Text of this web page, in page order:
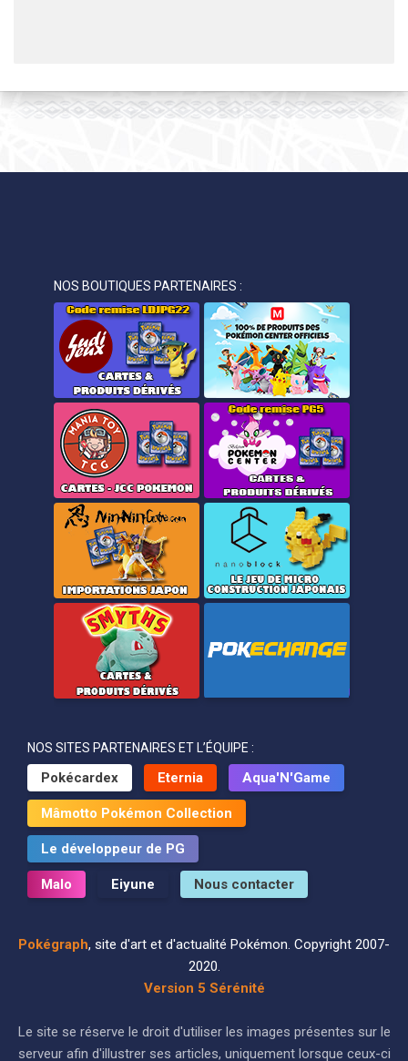
NOS BOUTIQUES PARTENAIRES :
NOS SITES PARTENAIRES ET L’ÉQUIPE :
Pokécardex Eternia Aqua'N'Game
Mâmotto Pokémon Collection
Le développeur de PG
Malo Eiyune Nous contacter
Pokégraph, site d'art et d'actualité Pokémon. Copyright 2007-
2020.
Version 5 Sérénité
Le site se réserve le droit d'utiliser les images présentes sur le
serveur afin d'illustrer ses articles, uniquement lorsque ceux-ci